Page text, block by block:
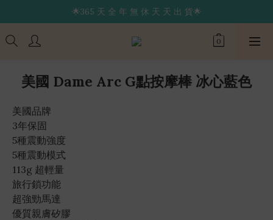
🔥限 時 送 玩 具 消 毒 袋🔥
🌟365 天 全 年 無 休 天 天 出 貨🌟
美國 Dame Arc G點按摩棒 冰心藍色
美國品牌
3年保固
5種震動強度
5種震動模式
113g 超輕量
旅行鎖功能
超強勁馬達
優質親膚矽膠